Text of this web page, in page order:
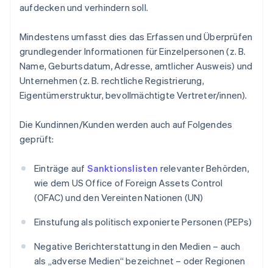
aufdecken und verhindern soll.
Mindestens umfasst dies das Erfassen und Überprüfen
grundlegender Informationen für Einzelpersonen (z. B.
Name, Geburtsdatum, Adresse, amtlicher Ausweis) und
Unternehmen (z. B. rechtliche Registrierung,
Eigentümerstruktur, bevollmächtigte Vertreter/innen).
Die Kundinnen/Kunden werden auch auf Folgendes
geprüft:
Einträge auf Sanktionslisten relevanter Behörden,
wie dem US Office of Foreign Assets Control
(OFAC) und den Vereinten Nationen (UN)
Einstufung als politisch exponierte Personen (PEPs)
Negative Berichterstattung in den Medien – auch
als „adverse Medien“ bezeichnet – oder Regionen